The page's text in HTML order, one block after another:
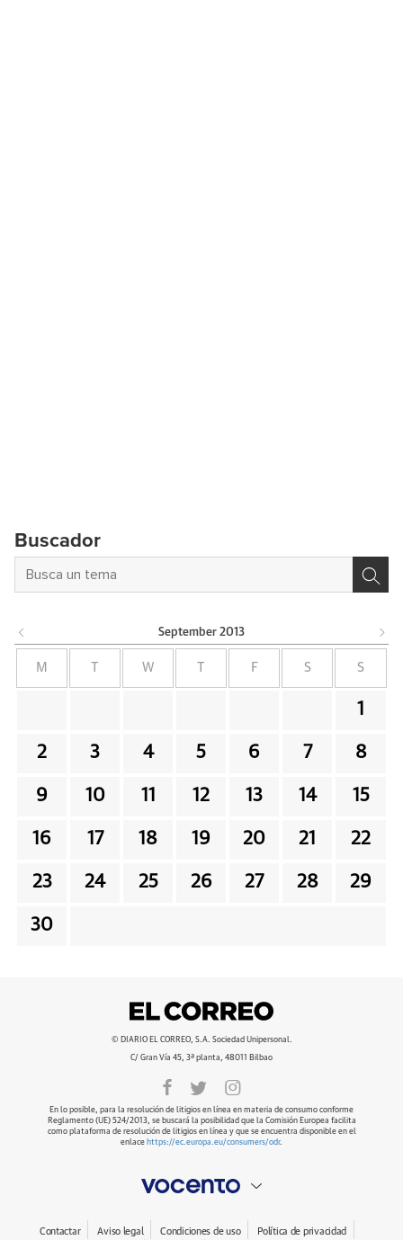
Buscador
September 2013
M W F S S
1
2 3 4 5 6 7 8
9 10 11 12 13 14 15
16 17 18 19 20 21 22
23 24 25 26 27 28 29
30
© DIARIO EL CORREO, S.A. Sociedad Unipersonal.
C/ Gran Vía 45, 3ª planta, 48011 Bilbao
En lo posible, para la resolución de litigios en línea en materia de consumo conforme
Reglamento (UE) 524/2013, se buscará la posibilidad que la Comisión Europea facilita
como plataforma de resolución de litigios en línea y que se encuentra disponible en el
enlace https://ec.europa.eu/consumers/odr.
Contactar Aviso legal Condiciones de uso Política de privacidad